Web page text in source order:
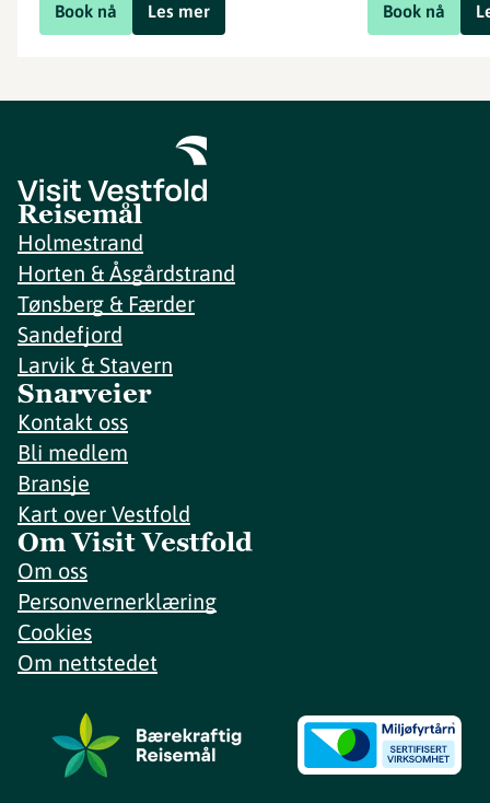
Book nå Les mer
Book nå
Reisemål
Holmestrand
Horten & Åsgårdstrand
Tønsberg & Færder
Sandefjord
Larvik & Stavern
Snarveier
Kontakt oss
Bli medlem
Bransje
Kart over Vestfold
Om Visit Vestfold
Om oss
Personvernerklæring
Cookies
Om nettstedet